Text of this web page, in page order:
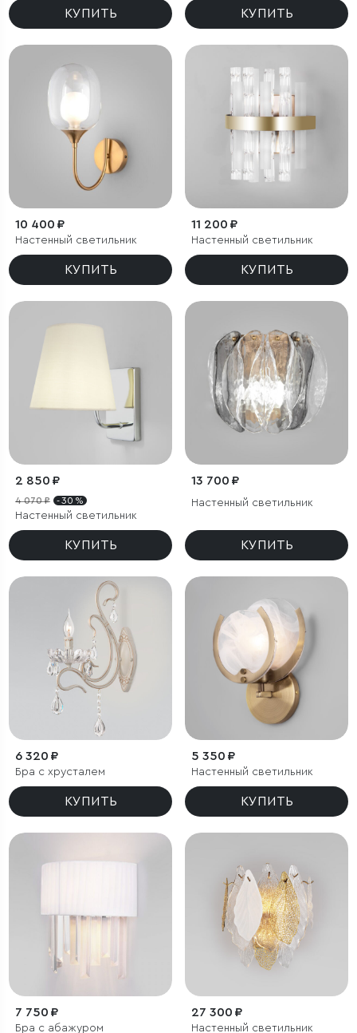
КУПИТЬ КУПИТЬ
10 400 ₽
Настенный светильник
КУПИТЬ
11 200 ₽
Настенный светильник
КУПИТЬ
2 850 ₽
4 070 ₽ - 30 %
Настенный светильник
КУПИТЬ
13 700 ₽
Настенный светильник
КУПИТЬ
6 320 ₽
Бра с хрусталем
КУПИТЬ
5 350 ₽
Настенный светильник
КУПИТЬ
7 750 ₽
Бра с абажуром
27 300 ₽
Настенный светильник